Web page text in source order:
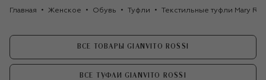
Главная Женское Обувь Туфли Текстильные туфли Mary
ВСЕ ТОВАРЫ GIANVITO ROSSI
ВСЕ ТУФЛИ GIANVITO ROSSI